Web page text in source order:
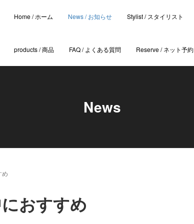
Home / ホーム News / お知らせ Stylist / スタイリスト
products / 商品 FAQ / よくある質問 Reserve / ネット予約
News
め
おすすめ